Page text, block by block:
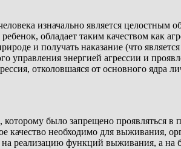
изначально является
обладает таким качеством как
и получать наказание (что
управления энергией агрессии и
отколовшаяся от основного
было запрещено проявляться
качество необходимо для выживания,
на реализацию функций выживания, а